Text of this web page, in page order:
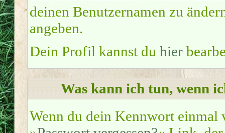
deinen Benutzernamen zu
angeben.
Dein Profil kannst du hier
Was kann ich tun, wenn
Wenn du dein Kennwort einmal